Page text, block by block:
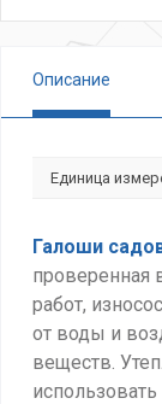
Описание
Единица
Галоши
проверенная
работ,
от воды и
веществ.